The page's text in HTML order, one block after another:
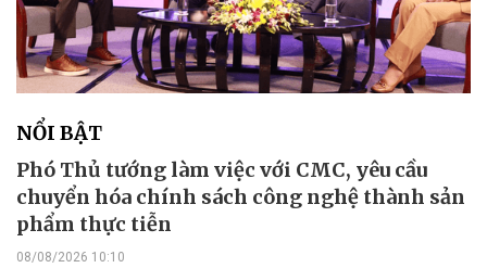
NỔI BẬT
Phó Thủ tướng làm việc với CMC, yêu cầu
chuyển hóa chính sách công nghệ thành sản
phẩm thực tiễn
08/08/2026 10:10